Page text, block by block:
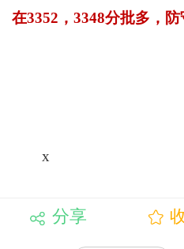
在3352 ， 3348分批多，防
x
分享